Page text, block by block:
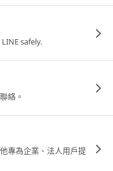
safely.
絡。
專為企業、法人用戶提